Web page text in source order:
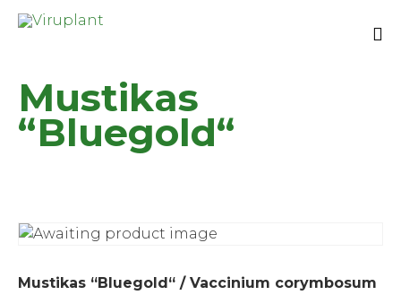
Mustikas
“Bluegold“
Mustikas “Bluegold“ / Vaccinium corymbosum